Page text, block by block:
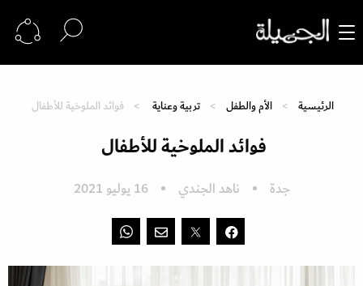
الرئيسية الأم والطفل تربية وعناية فوائد الملوخية للأطفال
فوائد الملوخية للأطفال
جدة ناهد الجندي 16 يوليو 2021